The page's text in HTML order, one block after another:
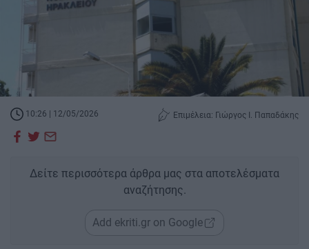
10:26 | 12/05/2026 Επιμέλεια: Γιώργος Ι. Παπαδάκης
Δείτε περισσότερα άρθρα μας στα αποτελέσματα
αναζήτησης.
Add ekriti.gr on Google